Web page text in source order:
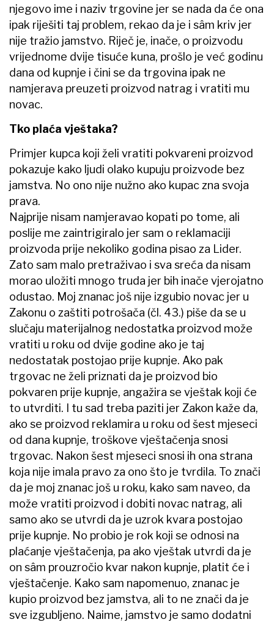
njegovo ime i naziv trgovine jer se nada da će ona
ipak riješiti taj problem, rekao da je i sâm kriv jer
nije tražio jamstvo. Riječ je, inače, o proizvodu
vrijednome dvije tisuće kuna, prošlo je već godinu
dana od kupnje i čini se da trgovina ipak ne
namjerava preuzeti proizvod natrag i vratiti mu
novac.
Tko plaća vještaka?
Primjer kupca koji želi vratiti pokvareni proizvod
pokazuje kako ljudi olako kupuju proizvode bez
jamstva. No ono nije nužno ako kupac zna svoja
prava.
Najprije nisam namjeravao kopati po tome, ali
poslije me zaintrigiralo jer sam o reklamaciji
proizvoda prije nekoliko godina pisao za Lider.
Zato sam malo pretraživao i sva sreća da nisam
morao uložiti mnogo truda jer bih inače vjerojatno
odustao. Moj znanac još nije izgubio novac jer u
Zakonu o zaštiti potrošača (čl. 43.) piše da se u
slučaju materijalnog nedostatka proizvod može
vratiti u roku od dvije godine ako je taj
nedostatak postojao prije kupnje. Ako pak
trgovac ne želi priznati da je proizvod bio
pokvaren prije kupnje, angažira se vještak koji će
to utvrditi. I tu sad treba paziti jer Zakon kaže da,
ako se proizvod reklamira u roku od šest mjeseci
od dana kupnje, troškove vještačenja snosi
trgovac. Nakon šest mjeseci snosi ih ona strana
koja nije imala pravo za ono što je tvrdila. To znači
da je moj znanac još u roku, kako sam naveo, da
može vratiti proizvod i dobiti novac natrag, ali
samo ako se utvrdi da je uzrok kvara postojao
prije kupnje. No probio je rok koji se odnosi na
plaćanje vještačenja, pa ako vještak utvrdi da je
on sâm prouzročio kvar nakon kupnje, platit će i
vještačenje. Kako sam napomenuo, znanac je
kupio proizvod bez jamstva, ali to ne znači da je
sve izgubljeno. Naime, jamstvo je samo dodatni